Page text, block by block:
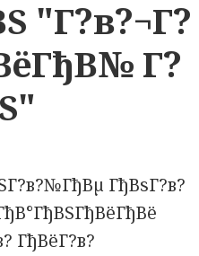
"Г?в?¬Г?
Г?
ГђВѕГ?в?
ГђВёГ?в?